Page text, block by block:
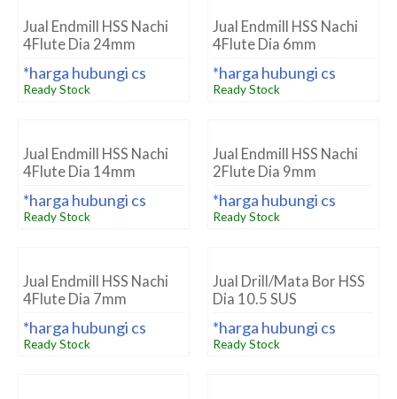
Jual Endmill HSS Nachi
4Flute Dia 24mm
*harga hubungi cs
Ready Stock
Jual Endmill HSS Nachi
4Flute Dia 6mm
*harga hubungi cs
Ready Stock
Jual Endmill HSS Nachi
4Flute Dia 14mm
*harga hubungi cs
Ready Stock
Jual Endmill HSS Nachi
2Flute Dia 9mm
*harga hubungi cs
Ready Stock
Jual Endmill HSS Nachi
4Flute Dia 7mm
*harga hubungi cs
Ready Stock
Jual Drill/Mata Bor HSS
Dia 10.5 SUS
*harga hubungi cs
Ready Stock